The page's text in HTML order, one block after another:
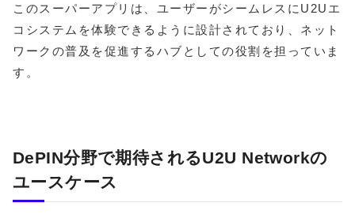
このスーパーアプリは、ユーザーがシームレスにU2Uエ
コシステムを体験できるように設計されており、ネット
ワークの普及を促進するハブとしての役割を担っていま
す。
DePIN分野で期待されるU2U Networkの
ユースケース